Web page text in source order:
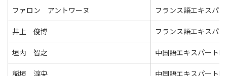
ファロン アントワーヌ フランス語エキスパ
井上 俊博 フランス語エキスパ
垣内 智之 中国語エキスパートⅡ
稲垣 淳央 中国語エキスパートⅡ